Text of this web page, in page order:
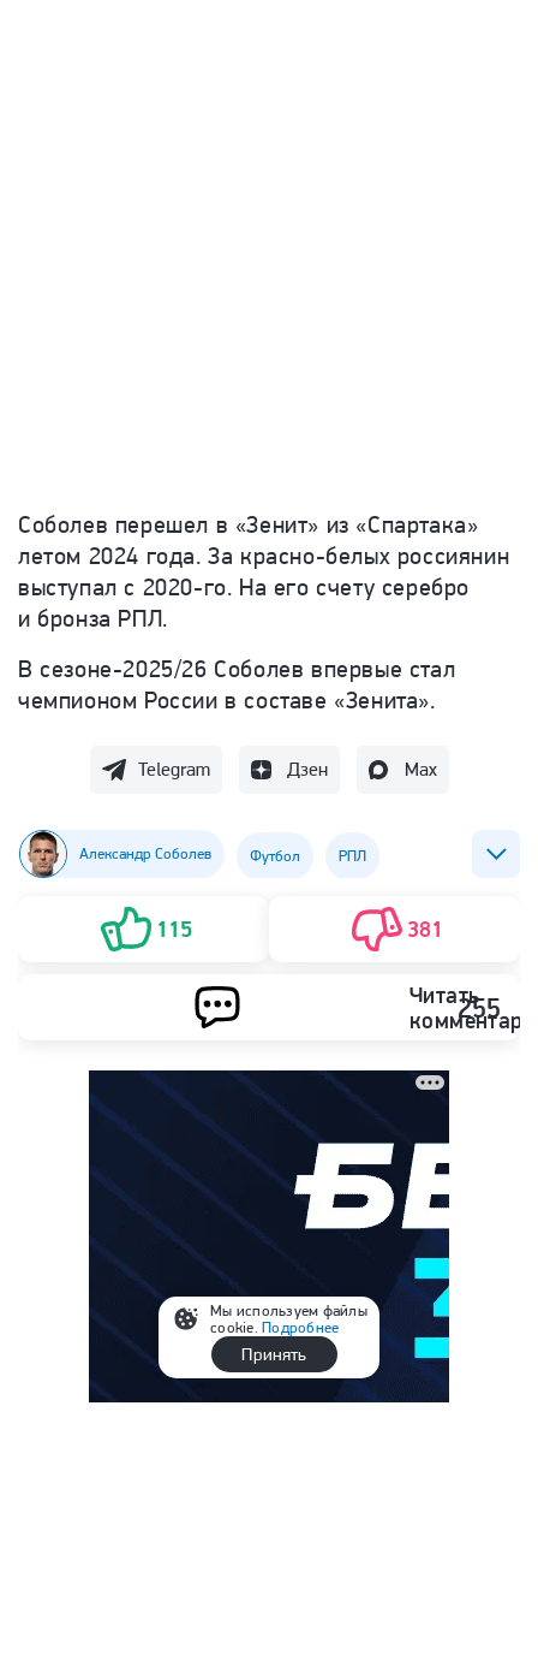
Соболев перешел в «Зенит» из «Спартака»
летом 2024 года. За красно-белых россиянин
выступал с 2020-го. На его счету серебро
и бронза РПЛ.
В сезоне-2025/26 Соболев впервые стал
чемпионом России в составе «Зенита».
Telegram Дзен Max
Александр Соболев Футбол РПЛ
ФК Спартак (Москва)
115 381
Читать255
Мы используем файлы
cookie.Подробнее
Принять